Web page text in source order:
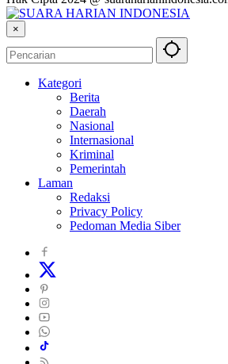
×
Kategori
Berita
Daerah
Nasional
Internasional
Kriminal
Pemerintah
Laman
Redaksi
Privacy Policy
Pedoman Media Siber